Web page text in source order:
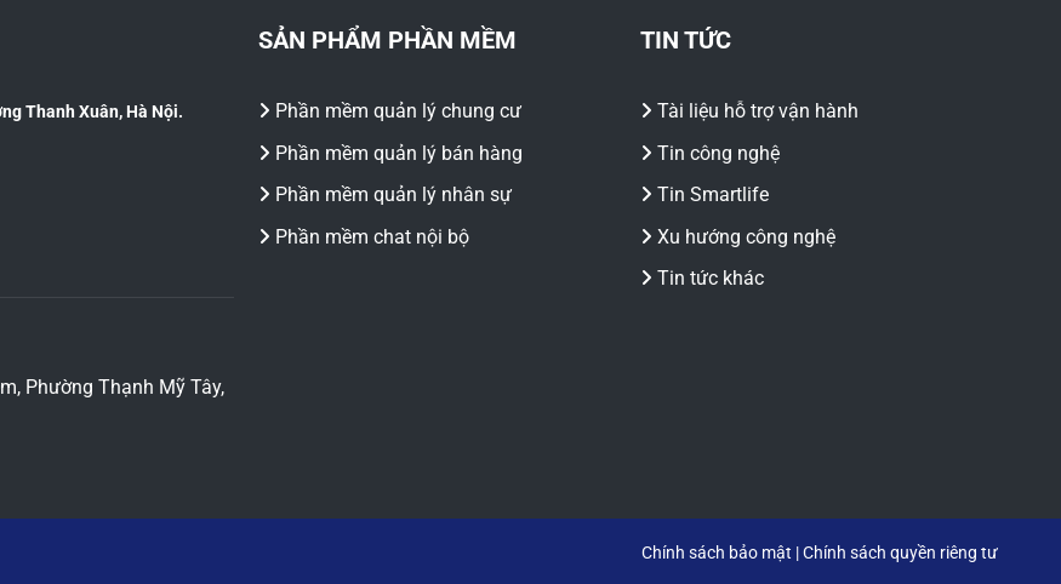
Thanh Xuân, Hà Nội.
Phường Thạnh Mỹ Tây,
SẢN PHẨM PHẦN MỀM
Phần mềm quản lý chung cư
Phần mềm quản lý bán hàng
Phần mềm quản lý nhân sự
Phần mềm chat nội bộ
TIN TỨC
Tài liệu hỗ trợ vận hành
Tin công nghệ
Tin Smartlife
Xu hướng công nghệ
Tin tức khác
Chính sách bảo mật |Chính sách quyền riêng tư